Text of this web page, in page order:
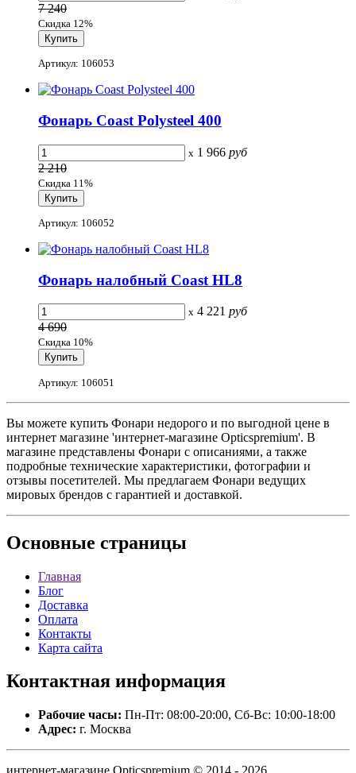
7 240
Скидка 12%
Артикул: 106053
Фонарь Coast Polysteel 400
x 1 966 руб
2 210
Скидка 11%
Артикул: 106052
Фонарь налобный Coast HL8
x 4 221 руб
4 690
Скидка 10%
Артикул: 106051
Вы можете купить Фонари недорого и по выгодной цене в
интернет магазине 'интернет-магазине Opticspremium'. В
магазине представлены Фонари с описаниями, а также
подробные технические характеристики, фотографии и
отзывы посетителей. Мы предлагаем Фонари ведущих
мировых брендов с гарантией и доставкой.
Основные страницы
Главная
Блог
Доставка
Оплата
Контакты
Карта сайта
Контактная информация
Рабочие часы: Пн-Пт: 08:00-20:00, Сб-Вс: 10:00-18:00
Адрес: г. Москва